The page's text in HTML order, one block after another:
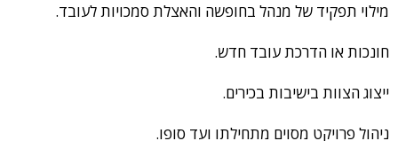
מילוי תפקיד של מנהל בחופשה והאצלת סמכויות לעובד.
חונכות או הדרכת עובד חדש.
ייצוג הצוות בישיבות בכירים.
ניהול פרויקט מסוים מתחילתו ועד סופו.